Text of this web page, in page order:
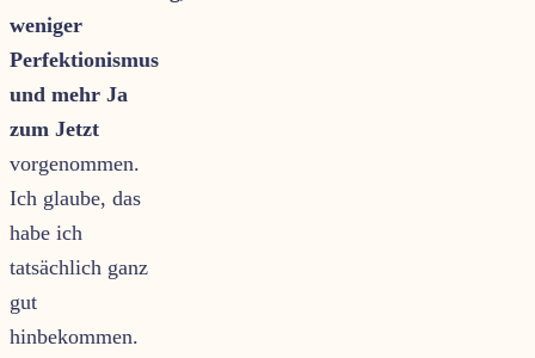
weniger
Perfektionismus
und mehr Ja
zum Jetzt
vorgenommen.
Ich glaube, das
habe ich
tatsächlich ganz
gut
hinbekommen.